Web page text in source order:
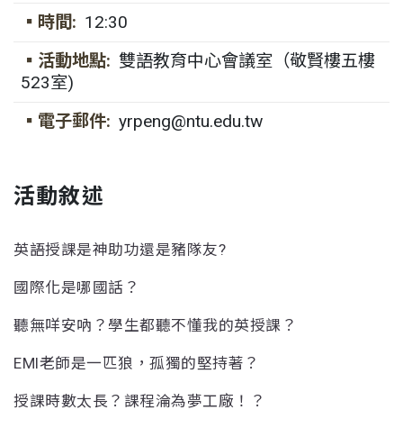
▪時間: 12:30
▪活動地點: 雙語教育中心會議室（敬賢樓五樓
523室)
▪電子郵件: yrpeng@ntu.edu.tw
活動敘述
英語授課是神助功還是豬隊友?
國際化是哪國話？
聽無咩安吶？學生都聽不懂我的英授課？
EMI老師是一匹狼，孤獨的堅持著？
授課時數太長？課程淪為夢工廠！？